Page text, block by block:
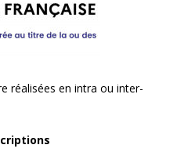
réalisées en intra ou inter-